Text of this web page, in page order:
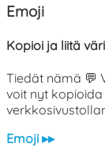
Emoji
Kopioi ja liitä
Tiedät nämä 💬
voit nyt
Emoji ▸▸